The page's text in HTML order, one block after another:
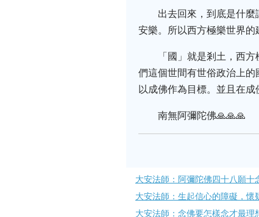
出去回來，到底是什
安樂。所以西方極樂世界的
「國」就是剎土，西
們這個世間有世俗政治上
以成佛作為目標。並且在
南無阿彌陀佛🙏🙏🙏
大安法師：阿彌陀佛四十八願十
大安法師：生起信​心的障礙，懷
大安法師：念佛要怎樣念才最理